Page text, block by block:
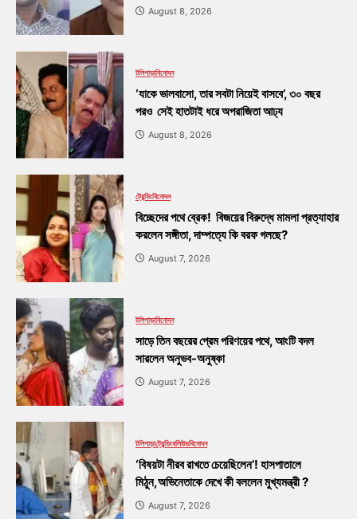
August 8, 2026
টলিপাড়াবিনোদন
‘যাকে ভালবাসো, তার সবটা নিয়েই বাসবে’, ৩০ বছর
পরও সেই হাতটাই ধরে অপরাজিতা আঢ্য
August 8, 2026
ট্রেন্ডিংবিনোদন
বিচ্ছেদের পথে ব্রেক! বিজয়ের বিরুদ্ধে মামলা প্রত্যাহার
করলেন সঙ্গীতা, দাম্পত্যে কি বরফ গলছে?
August 7, 2026
টলিপাড়াবিনোদন
সাড়ে তিন বছরের প্রেম পরিণয়ের পথে, আংটি বদল
সারলেন অনুভব-অনুষ্কা
August 7, 2026
টলিপাড়াট্রেন্ডিংবলিউডবিনোদন
‘বিষয়টা নীরব রাখতে চেয়েছিলেন’! হাসপাতালে
মিঠুন,অভিনেতাকে দেখে কী বললেন মুখ্যমন্ত্রী ?
August 7, 2026